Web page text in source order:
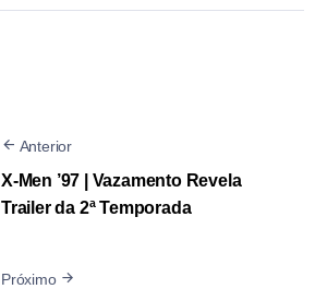
Anterior
X-Men ’97 | Vazamento Revela
Trailer da 2ª Temporada
Próximo